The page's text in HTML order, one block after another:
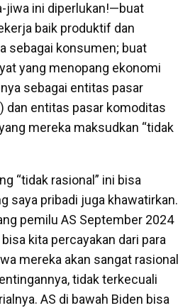
jiwa ini diperlukan!—buat
baik produktif dan
sebagai konsumen; buat
yang menopang ekonomi
sebagai entitas pasar
dan entitas pasar komoditas
mereka maksudkan “tidak
“tidak rasional” ini bisa
saya pribadi juga khawatirkan.
pemilu AS September 2024
kita percayakan dari para
mereka akan sangat rasional
tidak terkecuali
AS di bawah Biden bisa